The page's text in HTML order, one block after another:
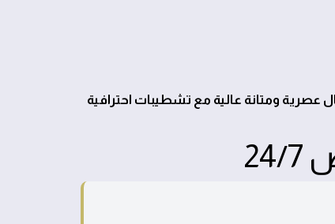
عصرية ومتانة عالية مع تشطيبات احترافية
7